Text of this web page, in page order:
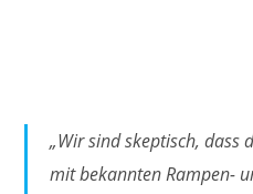
„Wir sind skeptisch, dass
mit bekannten Rampen-